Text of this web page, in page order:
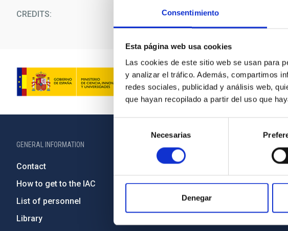
Consentimiento
Esta página web usa cookies
Las cookies de este sitio web se usan para
y analizar el tráfico. Además, compartimos
redes sociales, publicidad y análisis web,
que hayan recopilado a partir del uso que
consentimiento
Necesarias
Denegar
CREDITS
GENERAL INFORMATION
Contact
How to get to the IAC
List of personnel
Library
Transparency
Code of ethics and anti-